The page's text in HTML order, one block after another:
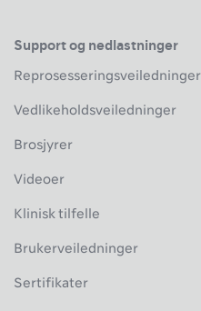
Support og nedlastninger
Reprosesseringsveiledninger
Vedlikeholdsveiledninger
Brosjyrer
Videoer
Klinisk tilfelle
Brukerveiledninger
Sertifikater